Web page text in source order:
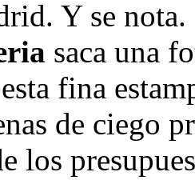
Y se
saca una
fina
de ciego
los